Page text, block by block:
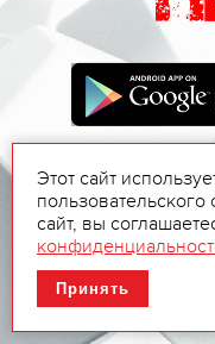
Этот сайт
сайт, вы
Принять